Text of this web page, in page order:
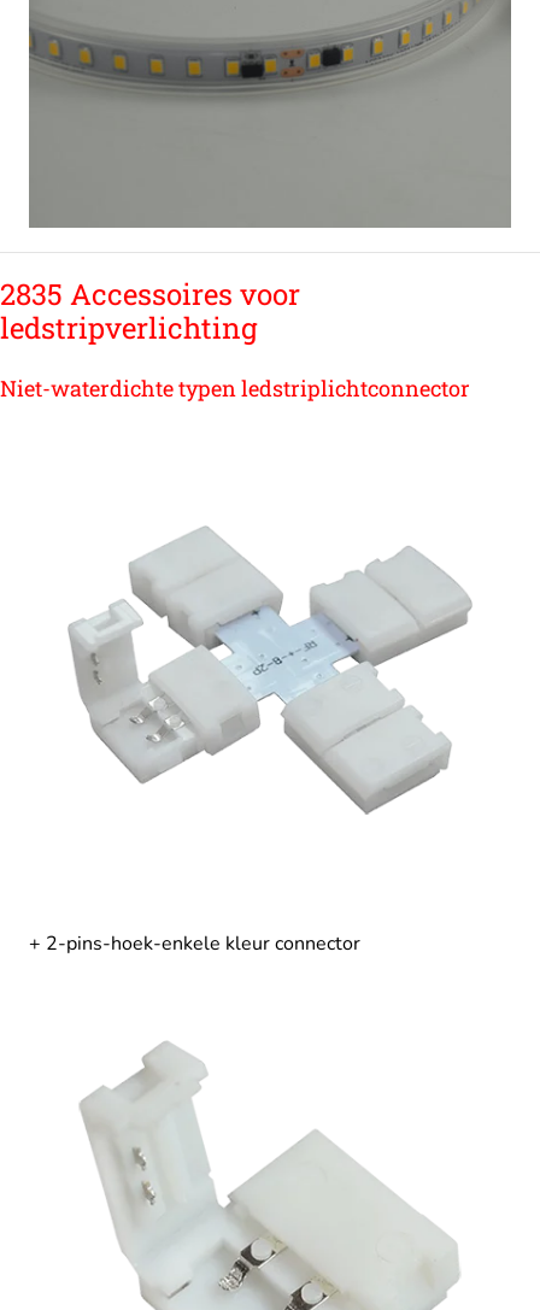
2835 Accessoires voor
ledstripverlichting
Niet-waterdichte typen ledstriplichtconnector
+ 2-pins-hoek-enkele kleur connector